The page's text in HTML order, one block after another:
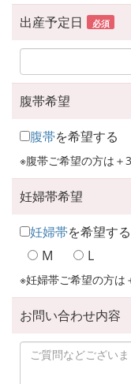
出産予定日 必須
腹帯希望
腹帯を希望する
※腹帯ご希望の方は＋
妊婦帯希望
妊婦帯を希望する
M
L
※妊婦帯ご希望の方は
お問い合わせ内容